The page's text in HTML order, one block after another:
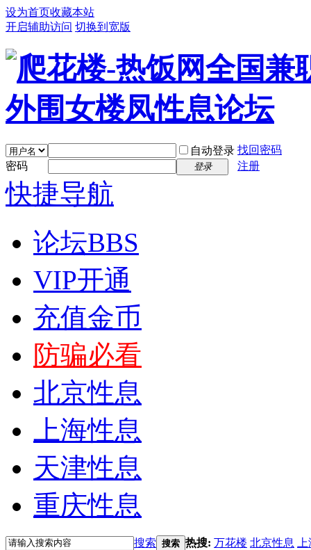
设为首页收藏本站
开启辅助访问 切换到宽版
自动登录 找回密码
密码
登录 注册
快捷导航
论坛BBS
VIP开通
充值金币
防骗必看
北京性息
上海性息
天津性息
重庆性息
搜索 搜索 热搜: 万花楼 北京性息